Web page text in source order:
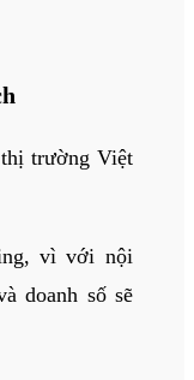
trường Việt
vì với nội
doanh số sẽ